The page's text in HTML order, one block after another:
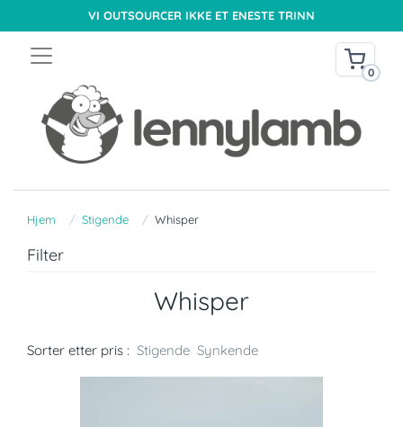
VI OUTSOURCER IKKE ET ENESTE TRINN
0
Hjem Stigende Whisper
Filter
Whisper
Sorter etter pris : Stigende Synkende